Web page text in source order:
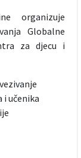
organizuje
Globalne
za djecu i
učenika